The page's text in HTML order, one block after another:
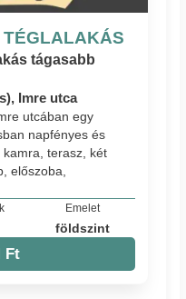
TÉGLALAKÁS
tágasabb
Imre utca
utcában egy
napfényes és
terasz, két
előszoba,
Emelet
földszint
Ft